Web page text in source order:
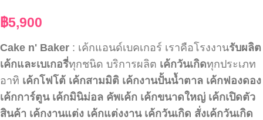
฿5,900
Cake n' Baker : เค้กแอนด์เบคเกอร์ เราคือโรงงานรับผลิต
เค้กและเบเกอรี่ทุกชนิด บริการผลิต เค้กวันเกิดทุกประเภท
อาทิ เค้กโฟโต้ เค้กสามมิติ เค้กงานปั้นน้ำตาล เค้กฟองดอง
เค้กการ์ตูน เค้กมินิม่อล คัพเค้ก เค้กขนาดใหญ่ เค้กเปิดตัว
สินค้า เค้กงานแต่ง เค้กแต่งงาน เค้กวันเกิด สั่งเค้กวันเกิด